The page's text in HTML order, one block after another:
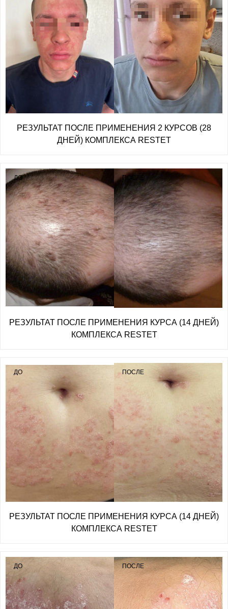
РЕЗУЛЬТАТ ПОСЛЕ ПРИМЕНЕНИЯ 2 КУРСОВ (28
ДНЕЙ) КОМПЛЕКСА RESTET
ДО ПОСЛЕ
РЕЗУЛЬТАТ ПОСЛЕ ПРИМЕНЕНИЯ КУРСА (14 ДНЕЙ)
КОМПЛЕКСА RESTET
ДО ПОСЛЕ
РЕЗУЛЬТАТ ПОСЛЕ ПРИМЕНЕНИЯ КУРСА (14 ДНЕЙ)
КОМПЛЕКСА RESTET
ДО ПОСЛЕ